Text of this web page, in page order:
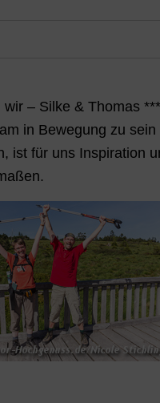
wir – Silke & Thomas
in Bewegung zu
ist für uns Inspiration